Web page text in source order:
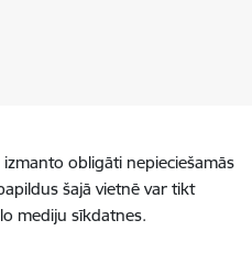
obligāti nepieciešamās
šajā vietnē var tikt
mediju sīkdatnes.